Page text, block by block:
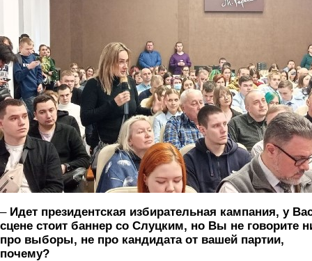
– Идет президентская избирательная кампания, у
сцене стоит баннер со Слуцким, но Вы не говорите
про выборы, не про кандидата от вашей партии,
почему?